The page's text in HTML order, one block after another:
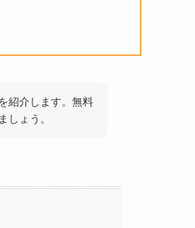
紹介します。無料
しょう。